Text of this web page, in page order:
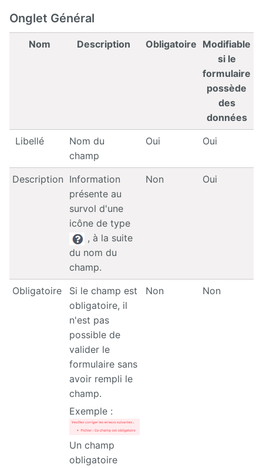
Onglet Général
Nom Description Obligatoire Modifiable
si le
formulaire
possède
des
données
Libellé
Nom du
champ
Oui Oui
Description Information
présente au
survol d'une
icône de type
, à la suite
du nom du
champ.
Non Oui
Obligatoire
Si le champ est
obligatoire, il
n'est pas
possible de
valider le
formulaire sans
avoir rempli le
champ.
Exemple :
Un champ
obligatoire
Non Non